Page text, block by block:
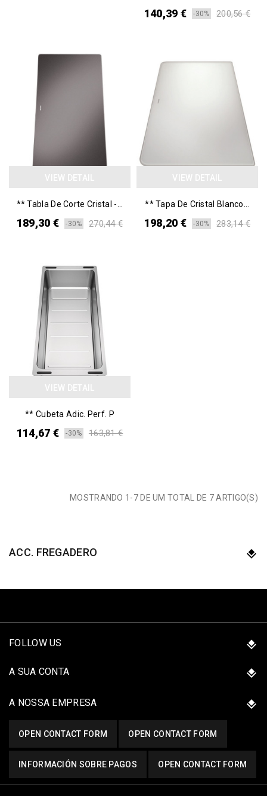
140,39 € -30% 200,56 €
** Tabla De Corte Cristal -...
189,30 € -30% 270,44 €
** Tapa De Cristal Blanco...
198,20 € -30% 283,14 €
** Cubeta Adic. Perf. P
114,67 € -30% 163,81 €
MOSTRANDO 1-7 DE UM TOTAL DE 7 ARTIGO(S)
ACC. FREGADERO
FOLLOW US
A SUA CONTA
A NOSSA EMPRESA
OPEN CONTACT FORM OPEN CONTACT FORM
INFORMACIÓN SOBRE PAGOS OPEN CONTACT FORM